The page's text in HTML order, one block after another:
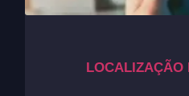
LOCALIZAÇÃO